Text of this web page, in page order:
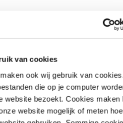
van cookies
ook wij gebruik van
die op je computer
website bezoekt. Cookies maken
website mogelijk of meten hoe